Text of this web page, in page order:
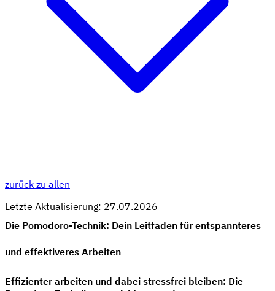
zurück zu allen
Letzte Aktualisierung: 27.07.2026
Die Pomodoro-Technik: Dein Leitfaden für entspannteres
und effektiveres Arbeiten
Effizienter arbeiten und dabei stressfrei bleiben: Die